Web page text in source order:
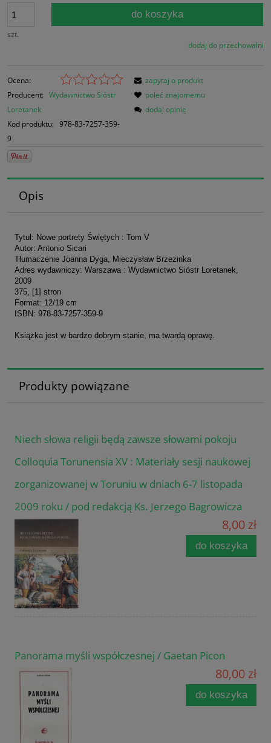
szt.
do koszyka
dodaj do przechowalni
Ocena:
Producent: Wydawnictwo Sióstr
Loretanek
Kod produktu: 978-83-7257-359-
9
zapytaj o produkt
poleć znajomemu
dodaj opinię
Opis
Tytuł: Nowe portrety Świętych : Tom V
Autor: Antonio Sicari
Tłumaczenie Joanna Dyga, Mieczysław Brzezinka
Adres wydawniczy: Warszawa : Wydawnictwo Sióstr Loretanek,
2009
375, [1] stron
Format: 12/19 cm
ISBN: 978-83-7257-359-9
Książka jest w bardzo dobrym stanie, ma twardą oprawę.
Produkty powiązane
Niech słowa religii będą zawsze słowami pokoju
Colloquia Torunensia XV : Materiały sesji naukowej
zorganizowanej w Toruniu w dniach 6-7 listopada
2009 roku / pod redakcją Ks. Jerzego Bagrowicza
8,00 zł
do koszyka
Panorama myśli współczesnej / Gaetan Picon
80,00 zł
do koszyka